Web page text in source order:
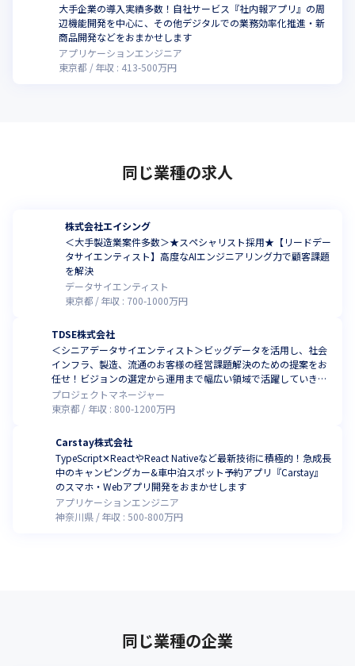
大手企業の導入実績多数！自社サービス『社内報アプリ』の周
辺機能開発を中心に、その他デジタルでの業務効率化推進・新
商品開発などをおまかせします
アプリケーションエンジニア
東京都
年収 : 413-500万円
同じ業種の求人
株式会社エイシング
＜大手製造業案件多数＞★スペシャリスト採用★【リードデー
タサイエンティスト】高度なAIエンジニアリング力で顧客課題
を解決
データサイエンティスト
東京都
年収 : 700-1000万円
TDSE株式会社
＜シニアデータサイエンティスト＞ビッグデータを活用し、社会
インフラ、製造、流通のお客様の経営課題解決のための提案をお
任せ！ビジョンの選定から運用まで幅広い領域で活躍していきま
せんか
プロジェクトマネージャー
東京都
年収 : 800-1200万円
Carstay株式会社
TypeScript✕ReactやReact Nativeなど最新技術に積極的！急成長
中のキャンピングカー&車中泊スポット予約アプリ『Carstay』
のスマホ・Webアプリ開発をおまかせします
アプリケーションエンジニア
神奈川県
年収 :500-800万円
同じ業種の企業